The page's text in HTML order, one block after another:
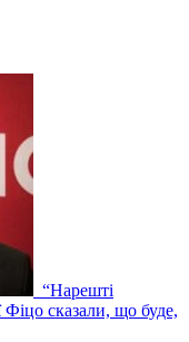
“Нарешті
Фіцо сказали, що буде,